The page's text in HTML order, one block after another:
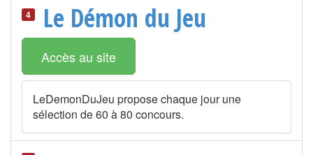
4 Le Démon du Jeu
Accès au site
LeDemonDuJeu propose chaque jour une
sélection de 60 à 80 concours.